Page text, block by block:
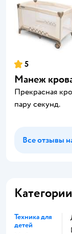
5
Манеж
Прекрасная
пару секунд.
Все отзывы
Категории
Техника для
детей